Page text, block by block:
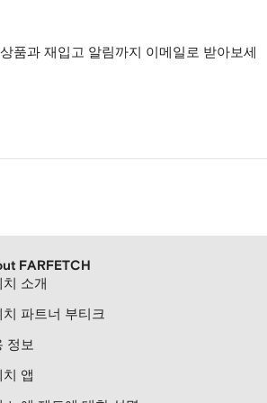
품과 재입고 알림까지 이메일로 받아보세
FARFETCH
치 소개
치 파트너 부티크
정보
치 앱